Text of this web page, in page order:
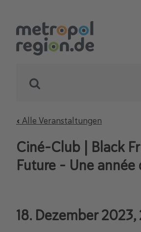
« Alle Veranstaltungen
Ciné-Club | Black
Future - Une
18. Dezember